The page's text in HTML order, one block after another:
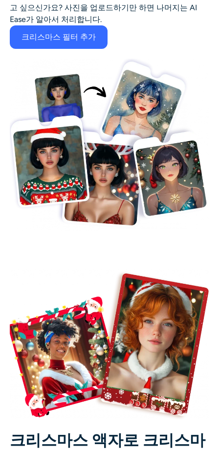
고 싶으신가요? 사진을 업로드하기만 하면 나머지는 AI
Ease가 알아서 처리합니다.
크리스마스 필터 추가
크리스마스 액자로 크리스마